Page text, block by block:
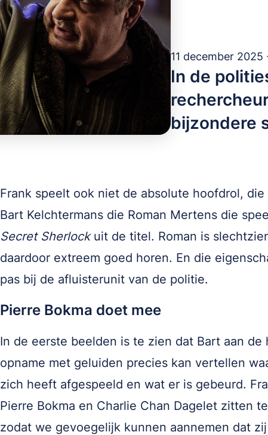
11 december 2025
In de
bijzondere
Frank speelt ook niet de absolute hoofdrol, die
Bart Kelchtermans die Roman Mertens die
Secret Sherlockuit de titel. Roman is
daardoor extreem goed horen. En die
pas bij de afluisterunit van de politie.
Pierre Bokma doet mee
In de eerste beelden is te zien dat Bart aan de
opname met geluiden precies kan vertellen
zich heeft afgespeeld en wat er is gebeurd.
Pierre Bokma en Charlie Chan Dagelet zitten
zodat we gevoegelijk kunnen aannemen dat